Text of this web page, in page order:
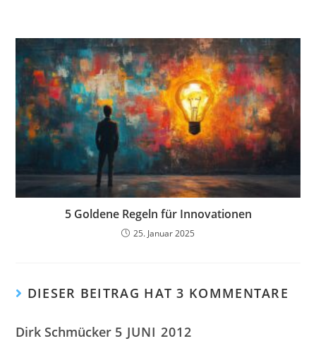
5 Goldene Regeln für Innovationen
25. Januar 2025
DIESER BEITRAG HAT 3 KOMMENTARE
Dirk Schmücker 5 JUNI 2012